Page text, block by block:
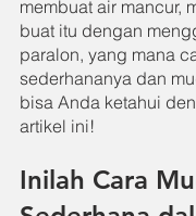
membuat air mancur,
buat itu dengan
paralon, yang mana
sederhananya dan
bisa Anda ketahui
artikel ini!
Inilah Cara